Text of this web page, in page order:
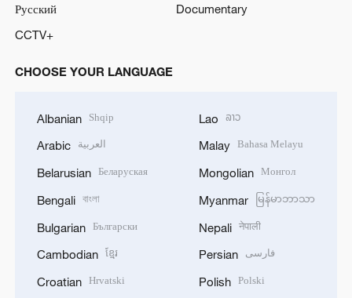
Русский
Documentary
CCTV+
CHOOSE YOUR LANGUAGE
Albanian Shqip
Arabic العربية
Belarusian Беларуская
Bengali বাংলা
Bulgarian Български
Cambodian ខ្មែរ
Croatian Hrvatski
Lao ລາວ
Malay Bahasa Melayu
Mongolian Монгол
Myanmar မြန်မာဘာသာ
Nepali नेपाली
Persian فارسی
Polish Polski